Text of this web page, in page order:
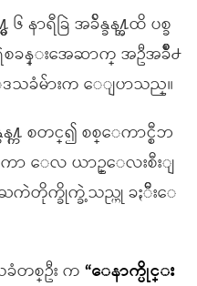
နာရီခြဲ အခ်ိန္ခန႔္အထိ ပစ္ခ
က္ ရဲစခန္းအေဆာက္ အဦအခ်ိဳ႕
ဒသခံမ်ားက ေျပာသည္။
႔္က စတင္၍ စစ္ေကာင္စီဘ
ာကာ ေလ ယာဥ္ေလးစီးျ
ႀကဲတိုက္ခိုက္ခဲ့သည္ဟု ခႏၲီးေ
တစ္ဦး က “ေနာက္ပိုင္း